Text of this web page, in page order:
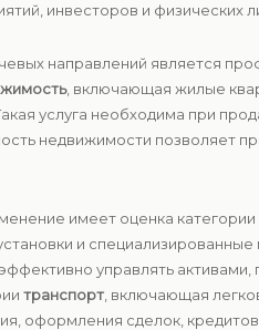
инвесторов и физических
направлений является
, включающая жилые
услуга необходима при
недвижимости
имеет оценка категории
и
управлять
транспорт , включающая
оформления сделок,